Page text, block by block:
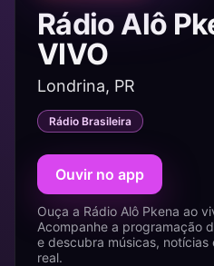
Rádio Alô
VIVO
Londrina, PR
Rádio Brasileira
Ouvir no app
Ouça a Rádio Alô Pkena ao
Acompanhe a programação
e descubra músicas,
real.